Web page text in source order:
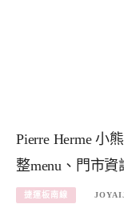
Pierre Herme 小
整menu、門市資
捷運板南線